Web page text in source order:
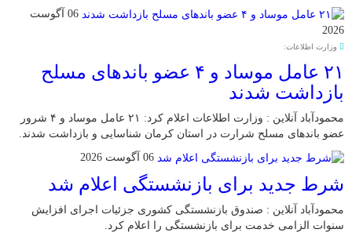
06 آگوست
2026
وزارت اطلاعات:
۲۱ عامل موساد و ۴ عضو باند‌های مسلح
بازداشت شدند
محمودآباد آنلاین : وزارت اطلاعات اعلام کرد: ۲۱ عامل موساد و ۴ شرور
عضو باند‌های مسلح شرارت در استان کرمان شناسایی و بازداشت شدند.
06 آگوست 2026
شرط جدید برای بازنشستگی اعلام شد
محمودآباد آنلاین : صندوق بازنشستگی کشوری جزئیات اجرای افزایش
سنوات الزامی خدمت برای بازنشستگی را اعلام کرد.